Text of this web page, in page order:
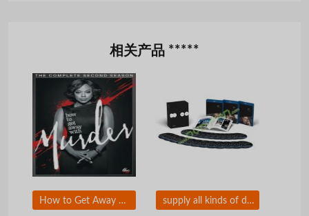
相关产品 *****
How to Get Away with Murder Season 2 supply all kinds of disney dvds, blu ray dvds and tv shows by wholesale dvd-fan com